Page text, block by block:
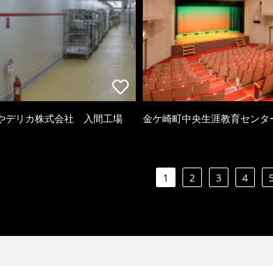
デリカ株式会社 入間工場 金ケ崎町中央生涯教育センタ
1 2 3 4